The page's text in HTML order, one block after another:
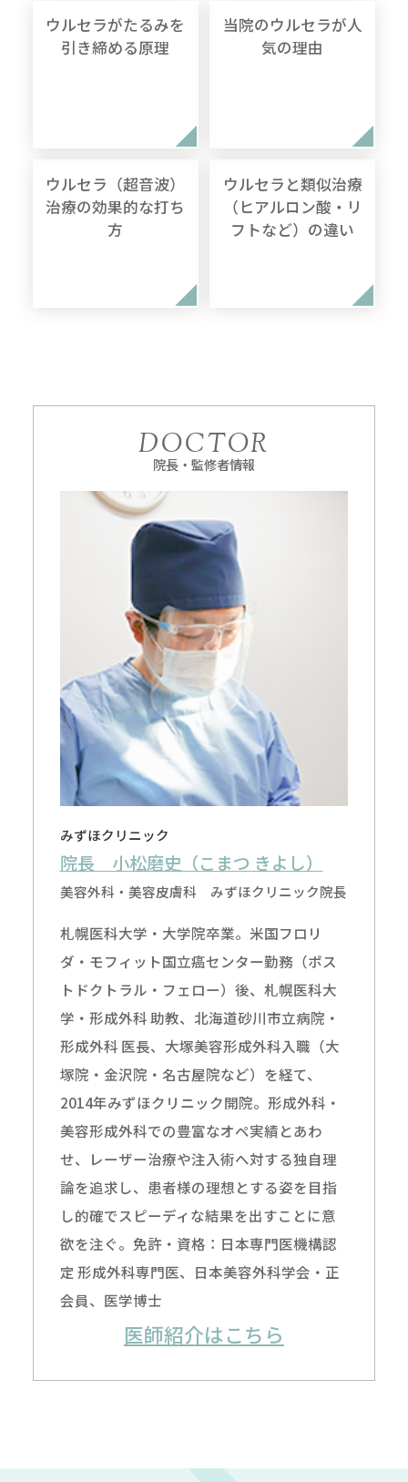
ウルセラがたるみを
引き締める原理
当院のウルセラが人
気の理由
ウルセラ（超音波）
治療の効果的な打ち
方
ウルセラと類似治療
（ヒアルロン酸・リ
フトなど）の違い
DOCTOR
院長・監修者情報
みずほクリニック
院長 小松磨史（こまつ きよし）
美容外科・美容皮膚科 みずほクリニック院長
札幌医科大学・大学院卒業。米国フロリ
ダ・モフィット国立癌センター勤務（ポス
トドクトラル・フェロー）後、札幌医科大
学・形成外科 助教、北海道砂川市立病院・
形成外科 医長、大塚美容形成外科入職（大
塚院・金沢院・名古屋院など）を経て、
2014年みずほクリニック開院。形成外科・
美容形成外科での豊富なオペ実績とあわ
せ、レーザー治療や注入術へ対する独自理
論を追求し、患者様の理想とする姿を目指
し的確でスピーディな結果を出すことに意
欲を注ぐ。免許・資格：日本専門医機構認
定 形成外科専門医、日本美容外科学会・正
会員、医学博士
医師紹介はこちら